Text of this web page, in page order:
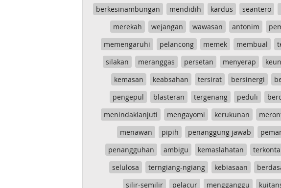
berkesinambungan
mendidih kardus seantero
merekah
wejangan wawasan antonim
memengaruhi
pelancong memek membual
silakan
meranggas persetan menyerap
kemasan
keabsahan tersirat bersinergi
pengepul
blasteran tergenang peduli
menindaklanjuti
mengayomi kerukunan
menawan
pipih penanggung jawab
penangguhan
ambigu kemaslahatan
selulosa
terngiang-ngiang kebiasaan
silir-semilir
pelacur mengganggu